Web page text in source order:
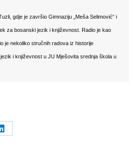
gdje je završio Gimnaziju „Meša Selimović“ i
za bosanski jezik i književnost. Radio je kao
je nekoliko stručnih radova iz historije
i književnost u JU Mješovita srednja škola u
Share